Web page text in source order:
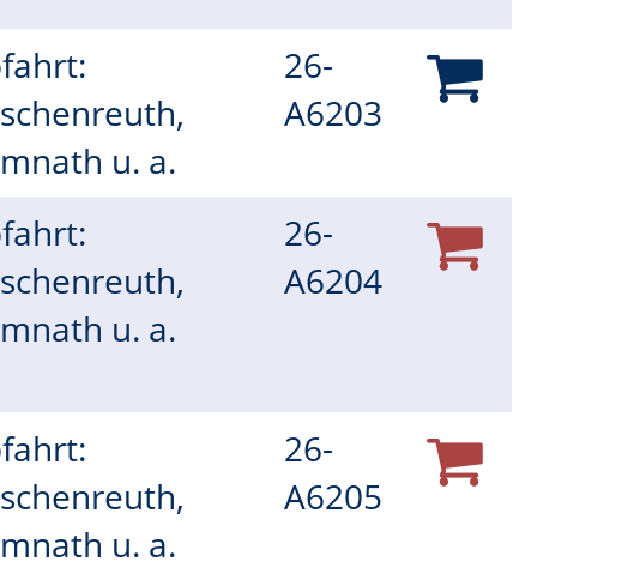
u. a.
26-
A6203
u. a.
26-
A6204
u. a.
26-
A6205